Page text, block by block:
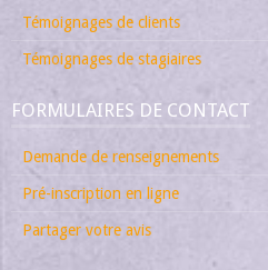
Témoignages de clients
Témoignages de stagiaires
FORMULAIRES DE CONTACT
Demande de renseignements
Pré-inscription en ligne
Partager votre avis